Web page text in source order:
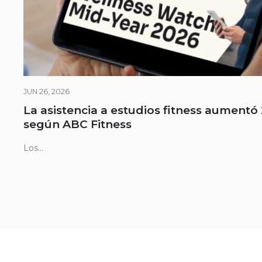
JUN 26, 2026
La asistencia a estudios fitness aumentó
según ABC Fitness
Los...